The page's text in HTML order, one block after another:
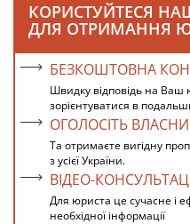
КОРИСТУЙТЕСЯ
ДЛЯ ОТРИМАННЯ
БЕЗКОШТОВНА
Швидку відповідь на
зорієнтуватися в
ОГОЛОСІТЬ
Та отримаєте вигідну
з усієї України.
ВІДЕО-
Для юриста це сучасне і
необхідної інформації